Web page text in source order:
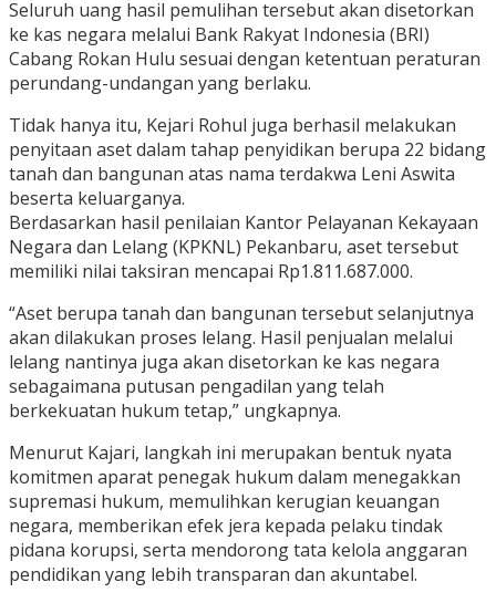
Seluruh uang hasil pemulihan tersebut akan disetorkan
ke kas negara melalui Bank Rakyat Indonesia (BRI)
Cabang Rokan Hulu sesuai dengan ketentuan peraturan
perundang-undangan yang berlaku.
Tidak hanya itu, Kejari Rohul juga berhasil melakukan
penyitaan aset dalam tahap penyidikan berupa 22 bidang
tanah dan bangunan atas nama terdakwa Leni Aswita
beserta keluarganya.
Berdasarkan hasil penilaian Kantor Pelayanan Kekayaan
Negara dan Lelang (KPKNL) Pekanbaru, aset tersebut
memiliki nilai taksiran mencapai Rp1.811.687.000.
“Aset berupa tanah dan bangunan tersebut selanjutnya
akan dilakukan proses lelang. Hasil penjualan melalui
lelang nantinya juga akan disetorkan ke kas negara
sebagaimana putusan pengadilan yang telah
berkekuatan hukum tetap,” ungkapnya.
Menurut Kajari, langkah ini merupakan bentuk nyata
komitmen aparat penegak hukum dalam menegakkan
supremasi hukum, memulihkan kerugian keuangan
negara, memberikan efek jera kepada pelaku tindak
pidana korupsi, serta mendorong tata kelola anggaran
pendidikan yang lebih transparan dan akuntabel.